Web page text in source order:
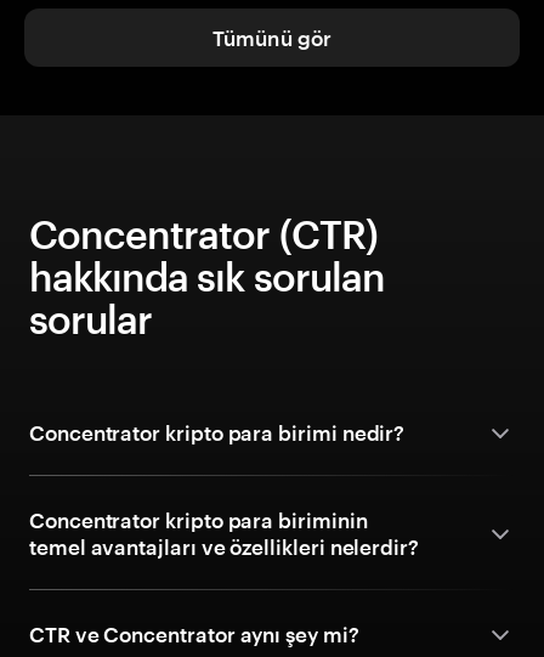
Tümünü gör
Concentrator (CTR)
hakkında sık sorulan
sorular
Concentrator kripto para birimi nedir?
Concentrator kripto para biriminin
temel avantajları ve özellikleri nelerdir?
CTR ve Concentrator aynı şey mi?